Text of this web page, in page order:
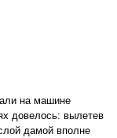
на машине
довелось: вылетев
дамой вполне